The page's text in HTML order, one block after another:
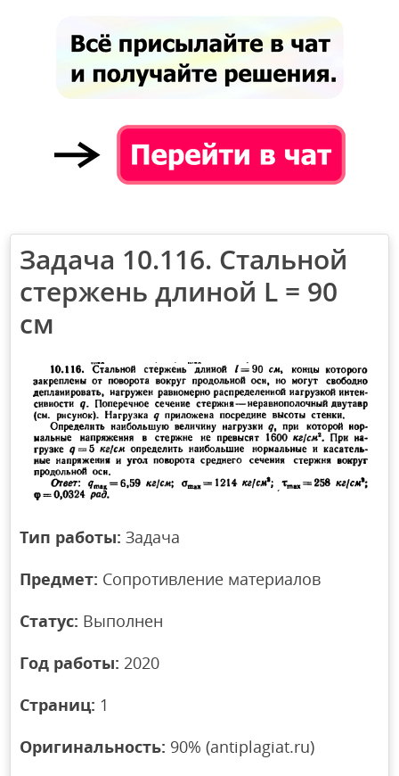
Задача 10.116. Стальной
стержень длиной L = 90
см
Тип работы: Задача
Предмет: Сопротивление материалов
Статус: Выполнен
Год работы: 2020
Страниц: 1
Оригинальность: 90% (antiplagiat.ru)